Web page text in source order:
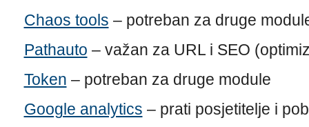
Chaos tools – potreban za druge
Pathauto – važan za URL i SEO
Token – potreban za druge module
Google analytics – prati posjetitelje i